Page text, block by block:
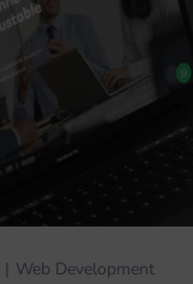
Web Development